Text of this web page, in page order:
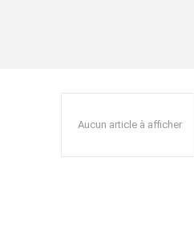
Aucun article à afficher